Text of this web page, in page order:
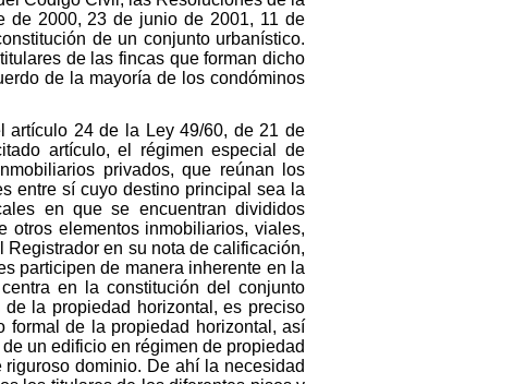
de 2000, 23 de junio de 2001, 11 de
de un conjunto urbanístico.
de las fincas que forman dicho
de la mayoría de los condóminos
artículo 24 de la Ley 49/60, de 21 de
artículo, el régimen especial de
privados, que reúnan los
entre sí cuyo destino principal sea la
en que se encuentran divididos
otros elementos inmobiliarios, viales,
en su nota de calificación,
participen de manera inherente en la
en la constitución del conjunto
la propiedad horizontal, es preciso
de la propiedad horizontal, así
un edificio en régimen de propiedad
dominio. De ahí la necesidad